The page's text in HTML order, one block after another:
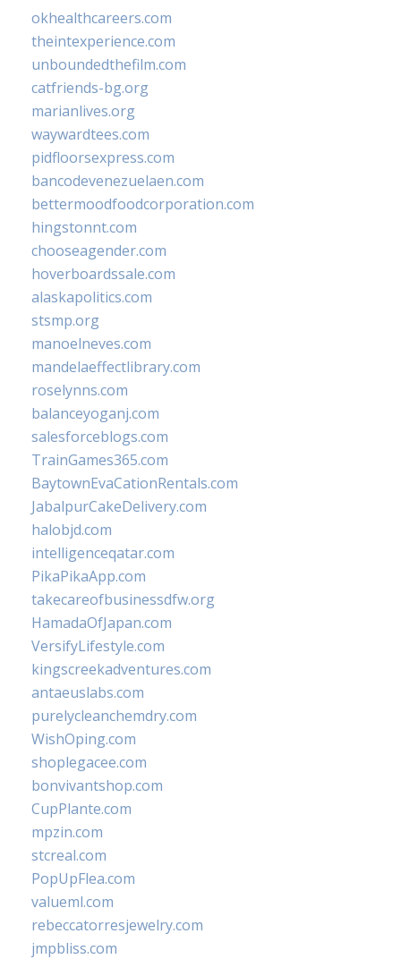
okhealthcareers.com
theintexperience.com
unboundedthefilm.com
catfriends-bg.org
marianlives.org
waywardtees.com
pidfloorsexpress.com
bancodevenezuelaen.com
bettermoodfoodcorporation.com
hingstonnt.com
chooseagender.com
hoverboardssale.com
alaskapolitics.com
stsmp.org
manoelneves.com
mandelaeffectlibrary.com
roselynns.com
balanceyoganj.com
salesforceblogs.com
TrainGames365.com
BaytownEvaCationRentals.com
JabalpurCakeDelivery.com
halobjd.com
intelligenceqatar.com
PikaPikaApp.com
takecareofbusinessdfw.org
HamadaOfJapan.com
VersifyLifestyle.com
kingscreekadventures.com
antaeuslabs.com
purelycleanchemdry.com
WishOping.com
shoplegacee.com
bonvivantshop.com
CupPlante.com
mpzin.com
stcreal.com
PopUpFlea.com
valueml.com
rebeccatorresjewelry.com
jmpbliss.com